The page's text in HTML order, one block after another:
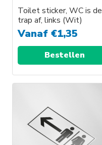
Toilet sticker, WC is de
trap af, links (Wit)
Vanaf €1,35
Bestellen